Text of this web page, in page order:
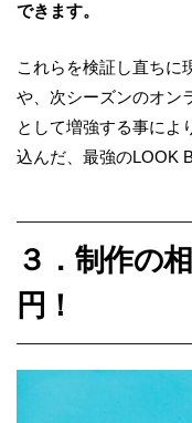
できます。
これらを検証し直ちに
や、 次シーズンのオン
として増強する事によ
込んだ、最強のLOOK
３．制作の
円！